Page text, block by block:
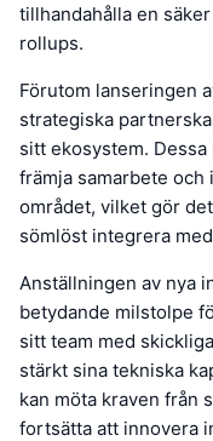
tillhandahålla en
rollups.
Förutom lanseringen
strategiska
sitt ekosystem.
främja samarbete
området, vilket gör
sömlöst integrera
Anställningen av nya
betydande milstolpe
sitt team med
stärkt sina tekniska
kan möta kraven från
fortsätta att innovera